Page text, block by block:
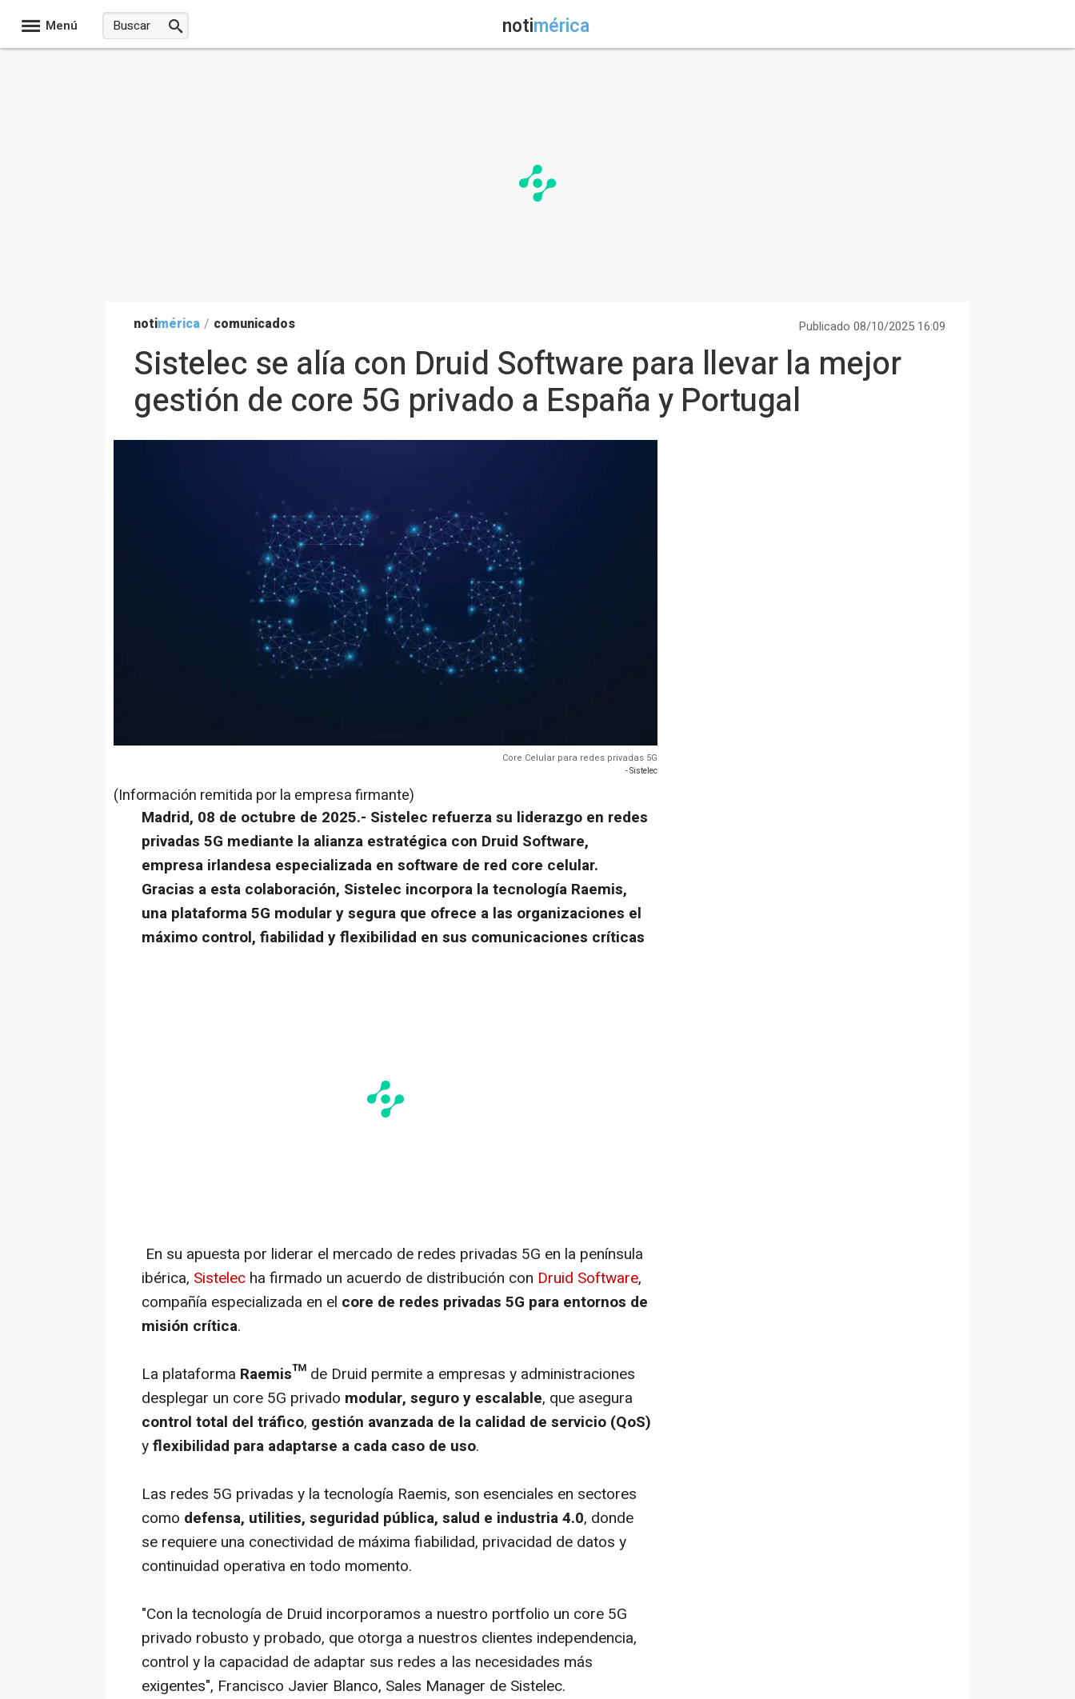
Menú notimérica
notimérica / comunicados Publicado 08/10/2025 16:09
Sistelec se alía con Druid Software para llevar la mejor
gestión de core 5G privado a España y Portugal
Core Celular para redes privadas 5G
- Sistelec
(Información remitida por la empresa firmante)
Madrid, 08 de octubre de 2025.- Sistelec refuerza su liderazgo en redes
privadas 5G mediante la alianza estratégica con Druid Software,
empresa irlandesa especializada en software de red core celular.
Gracias a esta colaboración, Sistelec incorpora la tecnología Raemis,
una plataforma 5G modular y segura que ofrece a las organizaciones el
máximo control, fiabilidad y flexibilidad en sus comunicaciones críticas
En su apuesta por liderar el mercado de redes privadas 5G en la península
ibérica, Sistelec ha firmado un acuerdo de distribución con Druid Software,
compañía especializada en el core de redes privadas 5G para entornos de
misión crítica.
La plataforma Raemis™ de Druid permite a empresas y administraciones
desplegar un core 5G privado modular, seguro y escalable, que asegura
control total del tráfico, gestión avanzada de la calidad de servicio (QoS)
yflexibilidad para adaptarse a cada caso de uso.
Las redes 5G privadas y la tecnología Raemis, son esenciales en sectores
como defensa, utilities, seguridad pública, salud e industria 4.0, donde
se requiere una conectividad de máxima fiabilidad, privacidad de datos y
continuidad operativa en todo momento.
"Con la tecnología de Druid incorporamos a nuestro portfolio un core 5G
privado robusto y probado, que otorga a nuestros clientes independencia,
control y la capacidad de adaptar sus redes a las necesidades más
exigentes", Francisco Javier Blanco, Sales Manager de Sistelec.